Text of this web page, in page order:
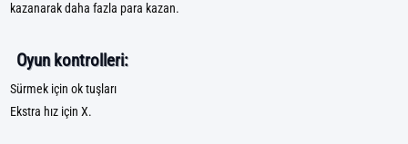
kazanarak daha fazla para kazan.
Oyun kontrolleri:
Sürmek için ok tuşları
Ekstra hız için X.